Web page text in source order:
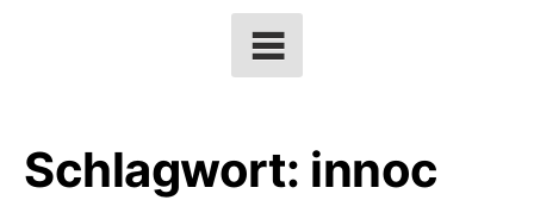
Schlagwort: innoc